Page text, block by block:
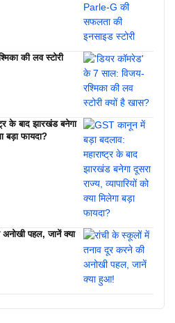
की लव स्टोरी
के बाद झारखंड बनेगा
बड़ा फायदा?
पहल, जानें क्या